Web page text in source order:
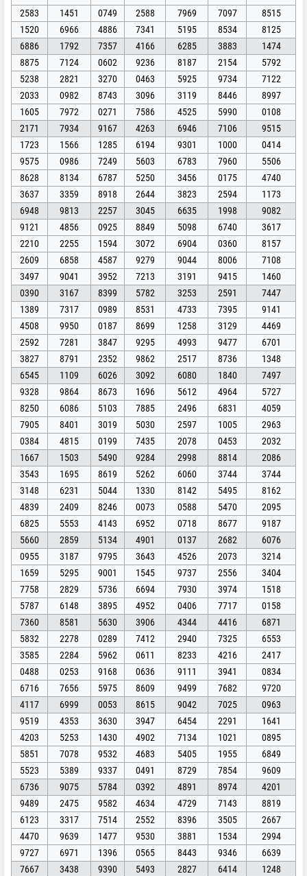
2583
1451 0749 2588 7969 7097
8515
1520
6966 4886 7341 5195 8534
8125
6886
1792 7357 4166 6285 3883
1474
8875
7124 0602 9236 8187 2154
5792
5238
2821 3270 0463 5925 9734
7122
2033
0982 8743 3096 3119 8446
8997
1605
7972 0271 7586 4525 5990
0108
2171
7934 9167 4263 6946 7106
9515
1723
1566 1285 6194 9301 1000
0414
9575
0986 7249 5603 6783 7960
5506
8628
8134 6787 5250 3456 0175
4740
3637
3359 8918 2644 3823 2594
1173
6948
9813 2257 3045 6635 1998
9082
9121
4856 0925 8849 5098 6740
3617
2210
2255 1594 3072 6904 0360
8157
2609
6858 4587 9279 9044 8006
7108
3497
9041 3952 7213 3191 9415
1460
0390
3167 8399 5782 3253 2591
7447
1389
7317 0989 8531 4733 7395
9141
4508
9950 0187 8699 1258 3129
4469
2592
7281 3847 9295 4993 9477
6701
3827
8791 2352 9862 2517 8736
1348
6545
1109 6026 3092 6080 1840
7497
9328
9864 8673 1696 5612 4964
5727
8250
6086 5103 7885 2496 6831
4059
7905
8401 3019 5030 2597 1005
2963
0384
4815 0199 7435 2078 0453
2032
1667
1503 5490 9284 2998 8814
2086
3543
1695 8619 5262 6060 3744
3744
3148
6231 5044 1330 8142 5495
8162
4839
2409 8246 0073 0588 5470
2095
6825
5553 4143 6952 0718 8677
9187
5660
2859 5134 4901 0137 2682
6076
0955
3187 9795 3643 4526 2073
3214
1659
5295 9001 1545 9737 2556
3404
7758
2829 5736 6694 7930 3974
1518
5787
6148 3895 4952 0406 7717
0158
7360
8581 5630 3906 4344 4416
6871
5832
2278 0289 7412 2940 7325
6553
3585
2284 5962 0611 8233 4216
2417
0488
0253 9168 0636 9111 3941
0834
6716
7656 5975 8609 9499 7682
9720
4117
6999 0053 8615 9042 7025
0963
9519
4353 3630 3947 6454 2291
1641
4203
5253 1430 4902 7134 1021
0895
5851
7078 9532 4683 5405 1955
6849
5523
5389 9337 0491 8729 7854
9609
6736
9075 5784 0392 4891 8974
4201
9489
2475 9582 4634 4729 7143
8819
6123
3317 7514 2552 8396 3505
2667
4470
9639 1477 9530 3881 1534
2994
9727
6971 1396 0565 8443 9346
6639
7667
3438 9390 5493 2827 6414
1248